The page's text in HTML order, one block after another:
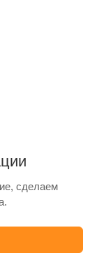
сделаем